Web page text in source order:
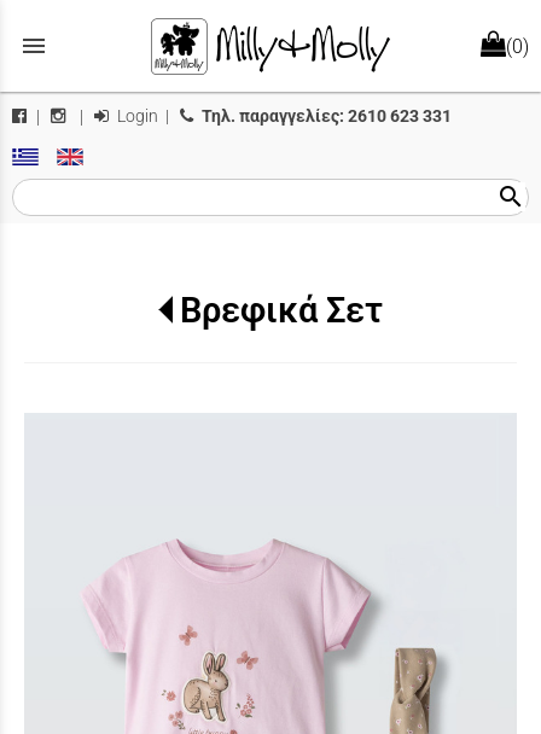
menu (0)
| | Login | Τηλ. παραγγελίες: 2610 623 331
search
Βρεφικά Σετ